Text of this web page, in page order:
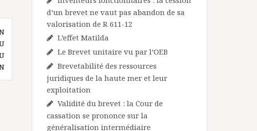
d’un brevet ne vaut pas abandon de sa
valorisation de R 611-12
L’effet Matilda
Le Brevet unitaire vu par l’OEB
Brevetabilité des ressources
juridiques de la haute mer et leur
exploitation
Validité du brevet : la Cour de
cassation se prononce sur la
généralisation intermédiaire